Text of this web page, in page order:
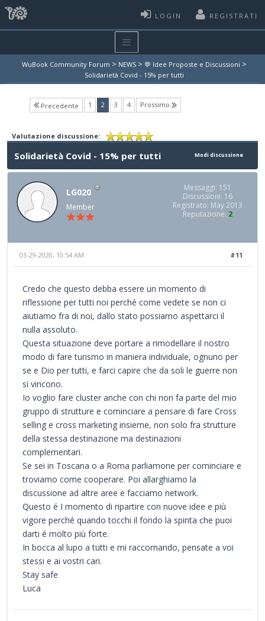
LOGIN REGISTRATI
WuBook Community Forum > NEWS > 💬 Idee Proposte e Discussioni >
Solidarietà Covid - 15% per tutti
Precedente 1 2(current)
3 4 Prossimo
Valutazione discussione:
Modi discussione
Solidarietà Covid - 15% per tutti
LG020
Member
Messaggi: 151
Discussioni: 16
Registrato: May 2013
Reputazione: 2
#11
03-29-2020, 10:54 AM
Credo che questo debba essere un momento di
riflessione per tutti noi perché come vedete se non ci
aiutiamo fra di noi, dallo stato possiamo aspettarci il
nulla assoluto.
Questa situazione deve portare a rimodellare il nostro
modo di fare turismo in maniera individuale, ognuno per
se e Dio per tutti, e farci capire che da soli le guerre non
si vincono.
Io voglio fare cluster anche con chi non fa parte del mio
gruppo di strutture e cominciare a pensare di fare Cross
selling e cross marketing insieme, non solo fra strutture
della stessa destinazione ma destinazioni
complementari.
Se sei in Toscana o a Roma parliamone per cominciare e
troviamo come cooperare. Poi allarghiamo la
discussione ad altre aree e facciamo network.
Questo é I momento di ripartire con nuove idee e più
vigore perché quando tocchi il fondo la spinta che puoi
darti é molto più forte.
In bocca al lupo a tutti e mi raccomando, pensate a voi
stessi e ai vostri cari.
Stay safe
Luca